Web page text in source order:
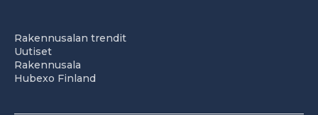
Rakennusalan trendit
Uutiset
Rakennusala
Hubexo Finland